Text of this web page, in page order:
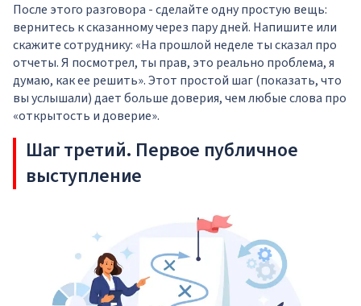
После этого разговора - сделайте одну простую вещь:
вернитесь к сказанному через пару дней. Напишите или
скажите сотруднику: «На прошлой неделе ты сказал про
отчеты. Я посмотрел, ты прав, это реально проблема, я
думаю, как ее решить». Этот простой шаг (показать, что
вы услышали) дает больше доверия, чем любые слова про
«открытость и доверие».
Шаг третий. Первое публичное
выступление